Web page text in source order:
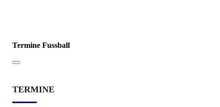
Termine Fussball
TERMINE